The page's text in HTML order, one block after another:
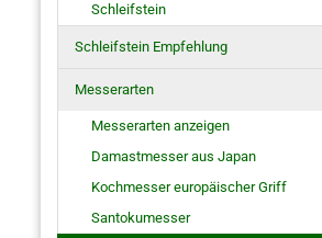
Schleifstein
Schleifstein Empfehlung
Messerarten
Messerarten anzeigen
Damastmesser aus Japan
Kochmesser europäischer Griff
Santokumesser